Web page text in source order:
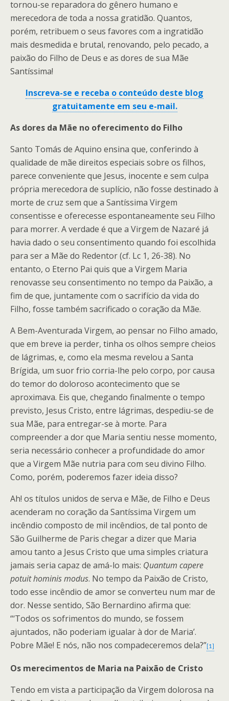
tornou-se reparadora do gênero humano e
merecedora de toda a nossa gratidão. Quantos,
porém, retribuem o seus favores com a ingratidão
mais desmedida e brutal, renovando, pelo pecado, a
paixão do Filho de Deus e as dores de sua Mãe
Santíssima!
Inscreva-se e receba o conteúdo deste blog
gratuitamente em seu e-mail.
As dores da Mãe no oferecimento do Filho
Santo Tomás de Aquino ensina que, conferindo à
qualidade de mãe direitos especiais sobre os filhos,
parece conveniente que Jesus, inocente e sem culpa
própria merecedora de suplício, não fosse destinado à
morte de cruz sem que a Santíssima Virgem
consentisse e oferecesse espontaneamente seu Filho
para morrer. A verdade é que a Virgem de Nazaré já
havia dado o seu consentimento quando foi escolhida
para ser a Mãe do Redentor (cf. Lc 1, 26-38). No
entanto, o Eterno Pai quis que a Virgem Maria
renovasse seu consentimento no tempo da Paixão, a
fim de que, juntamente com o sacrifício da vida do
Filho, fosse também sacrificado o coração da Mãe.
A Bem-Aventurada Virgem, ao pensar no Filho amado,
que em breve ia perder, tinha os olhos sempre cheios
de lágrimas, e, como ela mesma revelou a Santa
Brígida, um suor frio corria-lhe pelo corpo, por causa
do temor do doloroso acontecimento que se
aproximava. Eis que, chegando finalmente o tempo
previsto, Jesus Cristo, entre lágrimas, despediu-se de
sua Mãe, para entregar-se à morte. Para
compreender a dor que Maria sentiu nesse momento,
seria necessário conhecer a profundidade do amor
que a Virgem Mãe nutria para com seu divino Filho.
Como, porém, poderemos fazer ideia disso?
Ah! os títulos unidos de serva e Mãe, de Filho e Deus
acenderam no coração da Santíssima Virgem um
incêndio composto de mil incêndios, de tal ponto de
São Guilherme de Paris chegar a dizer que Maria
amou tanto a Jesus Cristo que uma simples criatura
jamais seria capaz de amá-lo mais: Quantum capere
potuit hominis modus. No tempo da Paixão de Cristo,
todo esse incêndio de amor se converteu num mar de
dor. Nesse sentido, São Bernardino afirma que:
“‘Todos os sofrimentos do mundo, se fossem
ajuntados, não poderiam igualar à dor de Maria’.
Pobre Mãe! E nós, não nos compadeceremos dela?” [1]
Os merecimentos de Maria na Paixão de Cristo
Tendo em vista a participação da Virgem dolorosa na